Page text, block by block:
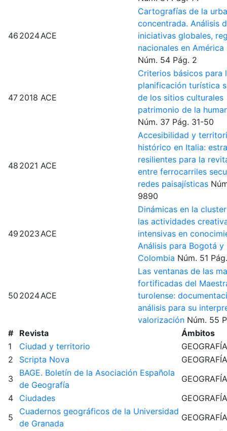
46 2024ACE
Cartografías de la
concentrada. Análisis
iniciativas globales,
nacionales en América
Núm. 54 Pág. 2
47 2018 ACE
Criterios básicos para
planificación turística
de los sitios culturales
patrimonio de la
Núm. 37 Pág. 31-50
48 2021 ACE
Accesibilidad y
histórico en Italia:
resilientes para la
entre ferrocarriles
redes paisajísticas
9890
49 2023ACE
Dinámicas en la
las actividades
intensivas en
Análisis para Bogotá y
Colombia Núm. 51
50 2024ACE
Las ventanas de las
fortificadas del
turolense:
análisis para su
valorización Núm. 55
#
Revista
Ámbitos
1
Ciudad y territorio
GEOGRAFÍA
2
Scripta Nova
GEOGRAFÍA
3
BAGE. Boletín de la Asociación Española
de Geografía
GEOGRAFÍA
4
Ciudades
GEOGRAFÍA
5
Cuadernos geográficos de la Universidad
de Granada
GEOGRAFÍA